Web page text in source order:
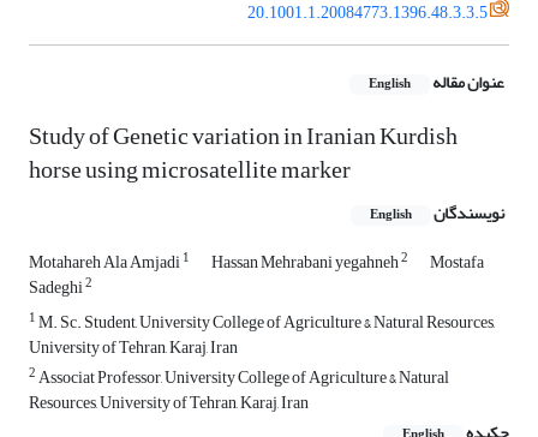
20.1001.1.20084773.1396.48.3.3.5
عنوان مقاله English
Study of Genetic variation in Iranian Kurdish
horse using microsatellite marker
نویسندگان English
Motahareh Ala Amjadi1 Hassan Mehrabani yegahneh2 Mostafa
Sadeghi2
1M. Sc. Student, University College of Agriculture & Natural Resources,
University of Tehran, Karaj, Iran
2Associat Professor, University College of Agriculture & Natural
Resources, University of Tehran, Karaj, Iran